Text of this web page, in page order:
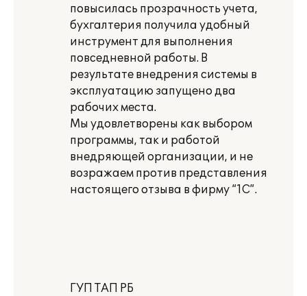
повысилась прозрачность учета,
бухгалтерия получила удобный
инструмент для выполнения
повседневной работы. В
результате внедрения системы в
эксплуатацию запущено два
рабочих места.
Мы удовлетворены как выбором
программы, так и работой
внедряющей организации, и не
возражаем против представления
настоящего отзыва в фирму “1С”.
ГУП ТАП РБ